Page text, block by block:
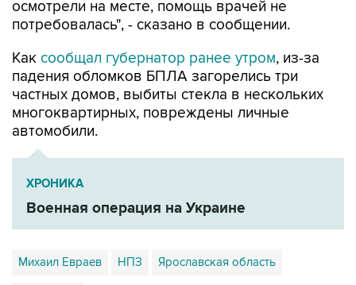
осмотрели на месте, помощь врачей не
потребовалась", - сказано в сообщении.
Как сообщал губернатор ранее утром, из-за
падения обломков БПЛА загорелись три
частных домов, выбиты стекла в нескольких
многоквартирных, повреждены личные
автомобили.
ХРОНИКА
Военная операция на Украине
Михаил Евраев НПЗ Ярославская область